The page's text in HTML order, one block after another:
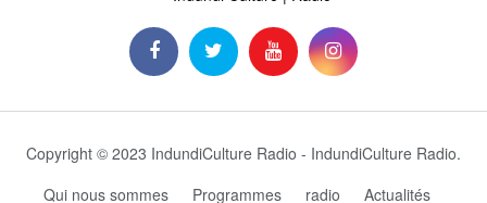
Copyright © 2023 IndundiCulture Radio - IndundiCulture Radio.
Qui nous sommes
Programmes radio Actualités